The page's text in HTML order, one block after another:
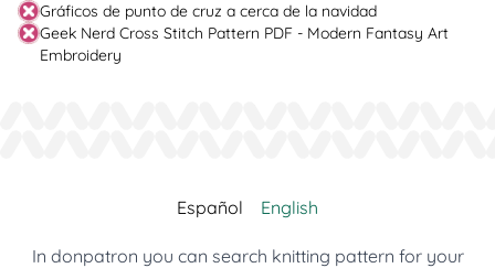
Gráficos de punto de cruz a cerca de la navidad
Geek Nerd Cross Stitch Pattern PDF - Modern Fantasy Art
Embroidery
Español English
In donpatron you can search knitting pattern for your